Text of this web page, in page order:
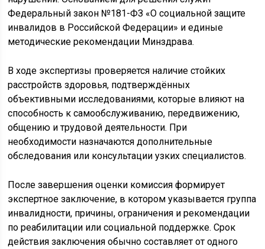
Федеральный закон №181-ФЗ «О социальной защите
инвалидов в Российской Федерации» и единые
методические рекомендации Минздрава.
В ходе экспертизы проверяется наличие стойких
расстройств здоровья, подтверждённых
объективными исследованиями, которые влияют на
способность к самообслуживанию, передвижению,
общению и трудовой деятельности. При
необходимости назначаются дополнительные
обследования или консультации узких специалистов.
После завершения оценки комиссия формирует
экспертное заключение, в котором указывается группа
инвалидности, причины, ограничения и рекомендации
по реабилитации или социальной поддержке. Срок
действия заключения обычно составляет от одного